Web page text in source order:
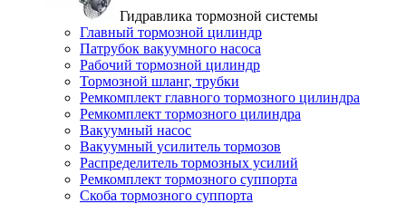
Гидравлика тормозной системы
Главный тормозной цилиндр
Патрубок вакуумного насоса
Рабочий тормозной цилиндр
Тормозной шланг, трубки
Ремкомплект главного тормозного цилиндра
Ремкомплект тормозного цилиндра
Вакуумный насос
Вакуумный усилитель тормозов
Распределитель тормозных усилий
Ремкомплект тормозного суппорта
Скоба тормозного суппорта